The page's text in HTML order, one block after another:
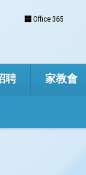
Office 365
聘 家教會